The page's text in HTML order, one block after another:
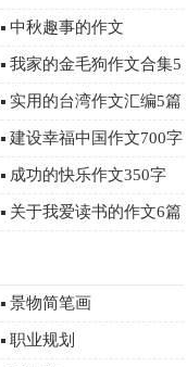
中秋趣事的作文
我家的金毛狗作文合集5
篇实用的台湾作文汇编5篇
建设幸福中国作文700字
成功的快乐作文350字
关于我爱读书的作文6篇
景物简笔画
职业规划